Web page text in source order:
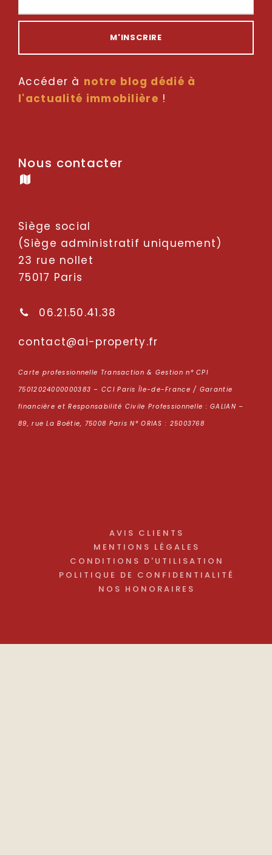
Accéder à notre blog dédié à
l'actualité immobilière !
Nous contacter
Siège social
(Siège administratif uniquement)
23 rue nollet
75017 Paris
06.21.50.41.38
rf.yt
repor
p-ia@
tcatn
oc
Carte professionnelle Transaction & Gestion n° CPI
75012024000000383 – CCI Paris Île-de-France / Garantie
financière et Responsabilité Civile Professionnelle : GALIAN –
89, rue La Boétie, 75008 Paris N° ORIAS : 25003768
AVIS CLIENTS
MENTIONS LÉGALES
CONDITIONS D'UTILISATION
POLITIQUE DE CONFIDENTIALITÉ
NOS HONORAIRES